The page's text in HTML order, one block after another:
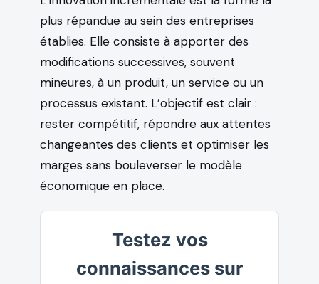
plus répandue au sein des entreprises
établies. Elle consiste à apporter des
modifications successives, souvent
mineures, à un produit, un service ou un
processus existant. L’objectif est clair :
rester compétitif, répondre aux attentes
changeantes des clients et optimiser les
marges sans bouleverser le modèle
économique en place.
Testez vos
connaissances sur